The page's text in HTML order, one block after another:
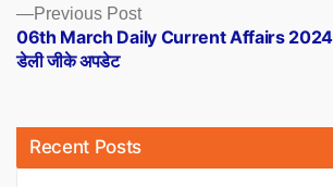
Previous PostPrevious
post:
06th March Daily Current Affairs 2024:
डेली जीके अपडेट
Recent Posts